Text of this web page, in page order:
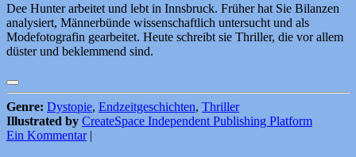
Dee Hunter arbeitet und lebt in Innsbruck. Früher hat Sie Bilanzen
analysiert, Männerbünde wissenschaftlich untersucht und als
Modefotografin gearbeitet. Heute schreibt sie Thriller, die vor allem
düster und beklemmend sind.
Genre: Dystopie, Endzeitgeschichten, Thriller
Illustrated by CreateSpace Independent Publishing Platform
Ein Kommentar |